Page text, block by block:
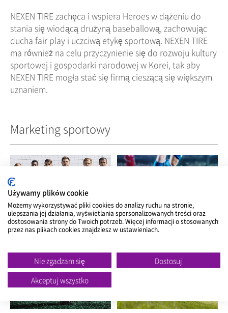
NEXEN TIRE zachęca i wspiera Heroes w dążeniu do
stania się wiodącą drużyną baseballową, zachowując
ducha fair play i uczciwą etykę sportową. NEXEN TIRE
ma również na celu przyczynienie się do rozwoju kultury
sportowej i gospodarki narodowej w Korei, tak aby
NEXEN TIRE mogła stać się firmą cieszącą się większym
uznaniem.
Marketing sportowy
Australia A-LEAGUE (Melbourne City FC)
widok >
A-League, Australia (Sydney FC)
widok >
Używamy plików cookie
Możemy wykorzystywać pliki cookies do analizy ruchu na stronie,
ulepszania jej działania, wyświetlania spersonalizowanych treści oraz
dostosowania strony do Twoich potrzeb. Więcej informacji o stosowanych
przez nas plikach cookies znajdziesz w ustawieniach.
Nie zgadzam się
Dostosuj
Akceptuj wszystko